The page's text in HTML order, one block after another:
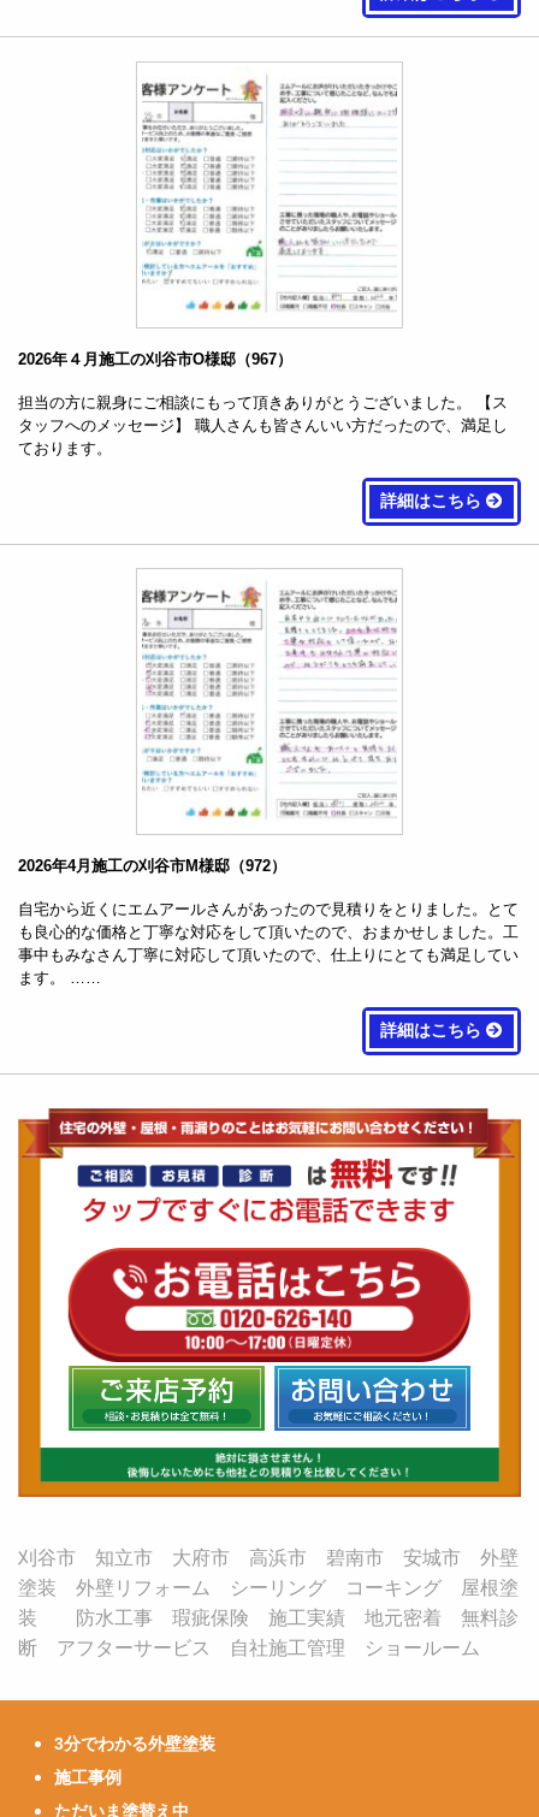
2026年４月施工の刈谷市O様邸（967）
担当の方に親身にご相談にもって頂きありがとうございました。 【ス
タッフへのメッセージ】 職人さんも皆さんいい方だったので、満足し
ております。
詳細はこちら
2026年4月施工の刈谷市M様邸（972）
自宅から近くにエムアールさんがあったので見積りをとりました。とて
も良心的な価格と丁寧な対応をして頂いたので、おまかせしました。工
事中もみなさん丁寧に対応して頂いたので、仕上りにとても満足してい
ます。 ……
詳細はこちら
刈谷市 知立市 大府市 高浜市 碧南市 安城市 外壁
塗装 外壁リフォーム シーリング コーキング 屋根塗
装 防水工事 瑕疵保険 施工実績 地元密着 無料診
断 アフターサービス 自社施工管理 ショールーム
3分でわかる外壁塗装
施工事例
ただいま塗替え中